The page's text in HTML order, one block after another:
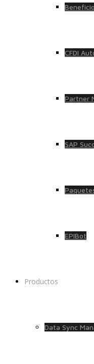
CFDI
Partner
SAP
EPIBot
Productos
Data Sync